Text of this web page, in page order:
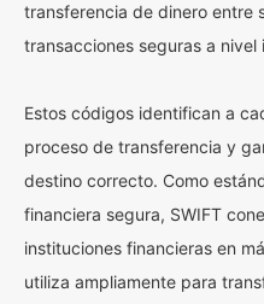
transferencia de dinero entre
transacciones seguras a nivel
Estos códigos identifican a
proceso de transferencia y
destino correcto. Como
financiera segura, SWIFT
instituciones financieras en
utiliza ampliamente para